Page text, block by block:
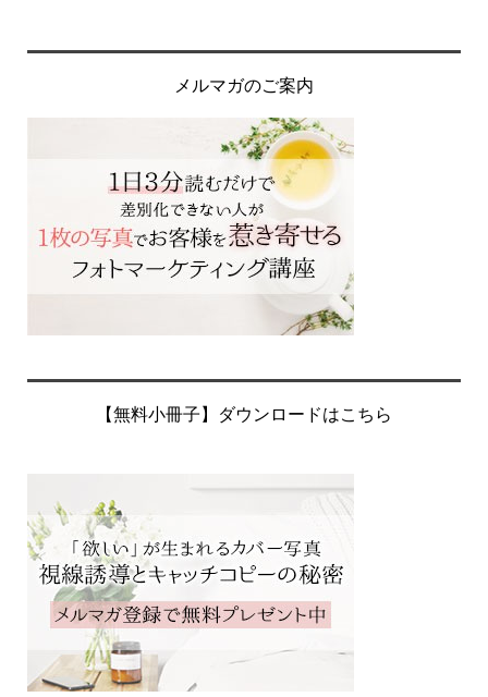
メルマガのご案内
【無料小冊子】ダウンロードはこちら